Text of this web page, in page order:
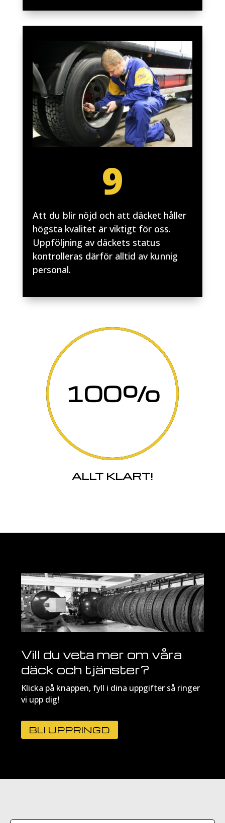
9
Att du blir nöjd och att däcket håller
högsta kvalitet är viktigt för oss.
Uppföljning av däckets status
kontrolleras därför alltid av kunnig
personal.
100%
ALLT KLART!
Vill du veta mer om våra
däck och tjänster?
Klicka på knappen, fyll i dina uppgifter så ringer
vi upp dig!
BLI UPPRINGD